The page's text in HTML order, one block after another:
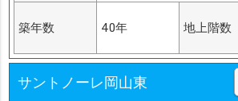
築年数 40年 地上階数
サントノーレ岡山東